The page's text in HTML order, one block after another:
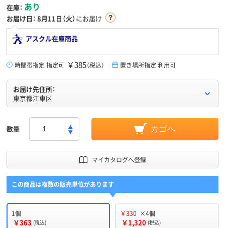
在庫： あり
お届け日： 8月11日（火）にお届け
アスクル在庫商品
時間帯指定 指定可 ￥385（税込） 置き場所指定 利用可
お届け先住所：
東京都江東区
数量 カゴへ
マイカタログへ登録
この商品は複数の販売単位があります
1個
￥363 (税込)
￥330 ×4個
￥1,320 (税込)